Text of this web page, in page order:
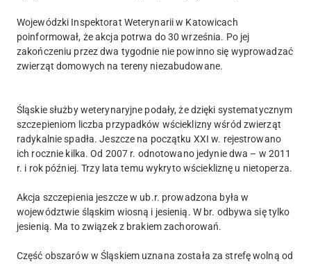
Wojewódzki Inspektorat Weterynarii w Katowicach
poinformował, że akcja potrwa do 30 września. Po jej
zakończeniu przez dwa tygodnie nie powinno się wyprowadzać
zwierząt domowych na tereny niezabudowane.
Śląskie służby weterynaryjne podały, że dzięki systematycznym
szczepieniom liczba przypadków wścieklizny wśród zwierząt
radykalnie spadła. Jeszcze na początku XXI w. rejestrowano
ich rocznie kilka. Od 2007 r. odnotowano jedynie dwa – w 2011
r. i rok później. Trzy lata temu wykryto wściekliznę u nietoperza.
Akcja szczepienia jeszcze w ub.r. prowadzona była w
województwie śląskim wiosną i jesienią. W br. odbywa się tylko
jesienią. Ma to związek z brakiem zachorowań.
Część obszarów w Śląskiem uznana została za strefę wolną od